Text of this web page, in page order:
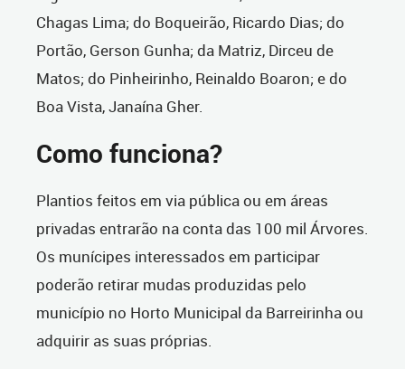
Chagas Lima; do Boqueirão, Ricardo Dias; do
Portão, Gerson Gunha; da Matriz, Dirceu de
Matos; do Pinheirinho, Reinaldo Boaron; e do
Boa Vista, Janaína Gher.
Como funciona?
Plantios feitos em via pública ou em áreas
privadas entrarão na conta das 100 mil Árvores.
Os munícipes interessados em participar
poderão retirar mudas produzidas pelo
município no Horto Municipal da Barreirinha ou
adquirir as suas próprias.